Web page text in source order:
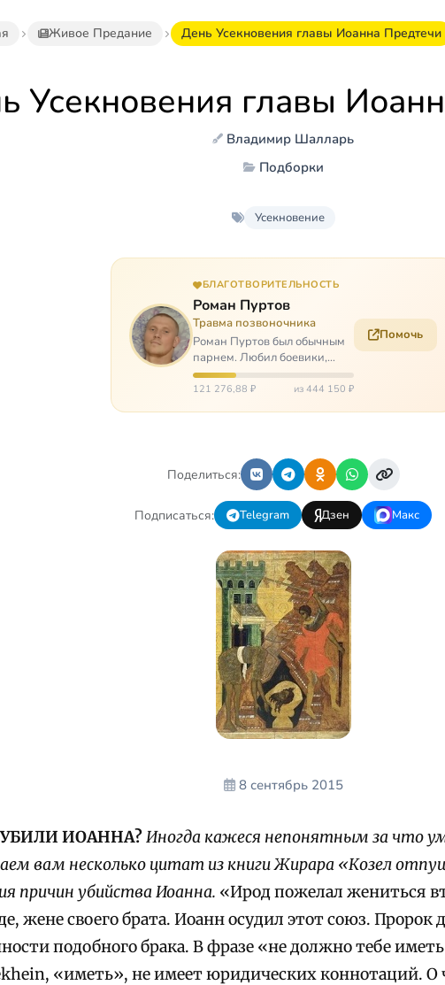
Живое Предание День Усекновения главы Иоанна Предтечи
Усекновения главы
Владимир Шалларь
Подборки
Усекновение
БЛАГОТВОРИТЕЛЬНОСТЬ
Роман Пуртов
Травма позвоночника
Роман Пуртов был обычным
парнем. Любил боевики,
хорошие автомобили, был не
дурак поиграть в комп,
121 276,88 ₽ из 444 150 ₽
Помочь
Поделиться:
Подписаться: Telegram Дзен Макс
8 сентябрь 2015
ИОАННА?Иногда кажеся непонятным за что
вам несколько цитат из книги Жирара «Козел
причин убийства Иоанна. «Ирод пожелал жениться
жене своего брата. Иоанн осудил этот союз. Пророк
подобного брака. В фразе «не должно тебе
«иметь», не имеет юридических коннотаций. О